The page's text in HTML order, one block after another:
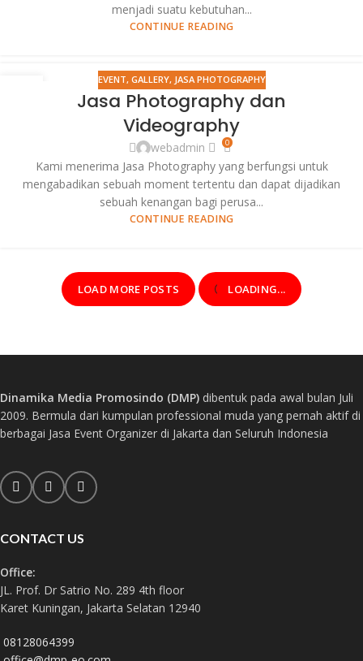
menjadi suatu kebutuhan...
CONTINUE READING
EVENT, GALLERY, JASA PHOTOGRAPHY
Jasa Photography dan
Videography
webadmin 0
Kami menerima Jasa Photography yang berfungsi untuk
mengabadikan sebuah moment tertentu dan dapat dijadikan
sebuah kenangan bagi perusa...
CONTINUE READING
LOAD MORE POSTS LOADING...
Dinamika Media Promosindo (DMP) dibentuk pada awal bulan Juli
2009. Bermula dari kumpulan professional muda yang pernah aktif di
berbagai Jasa Event Organizer di Jakarta dan Seluruh Indonesia
CONTACT US
Office:
JL. Prof. Dr Satrio No. 289 4th floor
Karet Kuningan, Jakarta Selatan 12940
08128064399